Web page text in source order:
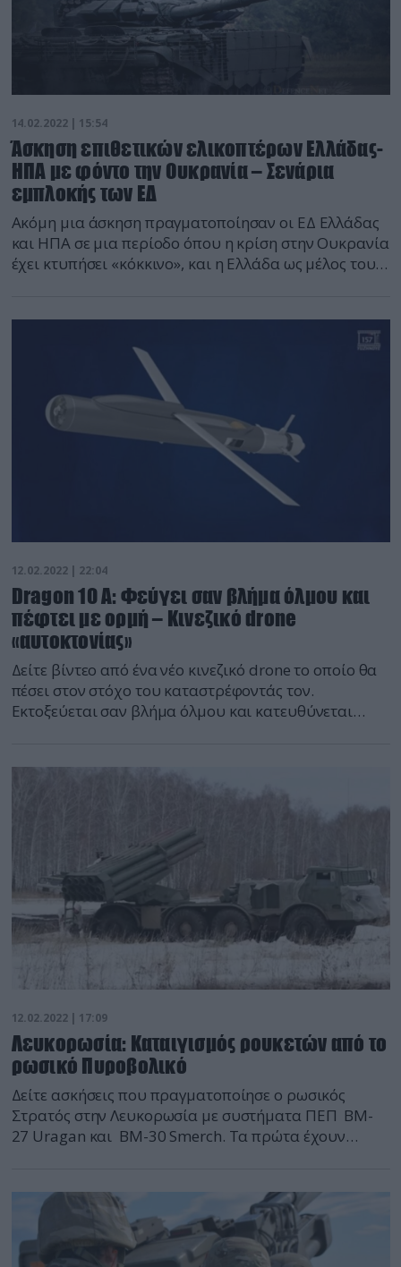
14.02.2022 | 15:54
Άσκηση επιθετικών ελικοπτέρων Ελλάδας-
ΗΠΑ με φόντο την Ουκρανία – Σενάρια
εμπλοκής των ΕΔ
Ακόμη μια άσκηση πραγματοποίησαν οι ΕΔ Ελλάδας
και ΗΠΑ σε μια περίοδο όπου η κρίση στην Ουκρανία
έχει κτυπήσει «κόκκινο», και η Ελλάδα ως μέλος του
απεφκταίο σενάριο εμπλοκής του ΝΑΤΟ στην
ανατολική Ευρώπη η Ελλάδα είναι υποχρεωμένη να
διαθέσει μια δύναμη […]
12.02.2022 | 22:04
Dragon 10 A: Φεύγει σαν βλήμα όλμου και
πέφτει με ορμή – Κινεζικό drone
«αυτοκτονίας»
Δείτε βίντεο από ένα νέο κινεζικό drone το οποίο θα
πέσει στον στόχο του καταστρέφοντάς τον.
Εκτοξεύεται σαν βλήμα όλμου και κατευθύνεται
12.02.2022 | 17:09
Λευκορωσία: Καταιγισμός ρουκετών από το
ρωσικό Πυροβολικό
Δείτε ασκήσεις που πραγματοποίησε ο ρωσικός
Στρατός στην Λευκορωσία με συστήματα ΠΕΠ BM-
27 Uragan και BM-30 Smerch. Τα πρώτα έχουν